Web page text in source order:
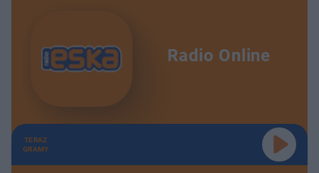
Radio Online
TERAZ
GRAMY